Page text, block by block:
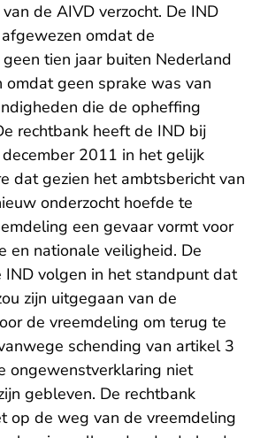
de AIVD verzocht. De IND
omdat de
tien jaar buiten Nederland
omdat geen sprake was van
die de opheffing
rechtbank heeft de IND bij
2011 in het gelijk
dat gezien het ambtsbericht van
onderzocht hoefde te
een gevaar vormt voor
en nationale veiligheid. De
IND volgen in het standpunt dat
zijn uitgegaan van de
de vreemdeling om terug te
schending van artikel 3
ongewenstverklaring niet
gebleven. De rechtbank
op de weg van de vreemdeling